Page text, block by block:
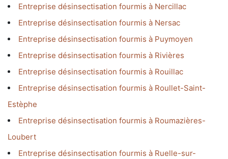
Entreprise désinsectisation fourmis à Nercillac
Entreprise désinsectisation fourmis à Nersac
Entreprise désinsectisation fourmis à Puymoyen
Entreprise désinsectisation fourmis à Rivières
Entreprise désinsectisation fourmis à Rouillac
Entreprise désinsectisation fourmis à Roullet-Saint-
Estèphe
Entreprise désinsectisation fourmis à Roumazières-
Loubert
Entreprise désinsectisation fourmis à Ruelle-sur-